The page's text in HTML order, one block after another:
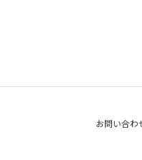
お問い合わ